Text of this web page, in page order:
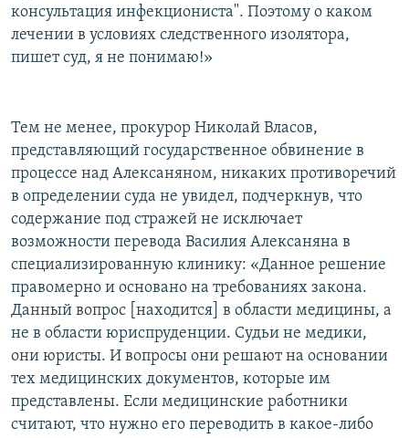
консультация инфекциониста". Поэтому о каком
лечении в условиях следственного изолятора,
пишет суд, я не понимаю!»
Тем не менее, прокурор Николай Власов,
представляющий государственное обвинение в
процессе над Алексаняном, никаких противоречий
в определении суда не увидел, подчеркнув, что
содержание под стражей не исключает
возможности перевода Василия Алексаняна в
специализированную клинику: «Данное решение
правомерно и основано на требованиях закона.
Данный вопрос [находится] в области медицины, а
не в области юриспруденции. Судьи не медики,
они юристы. И вопросы они решают на основании
тех медицинских документов, которые им
представлены. Если медицинские работники
считают, что нужно его переводить в какое-либо